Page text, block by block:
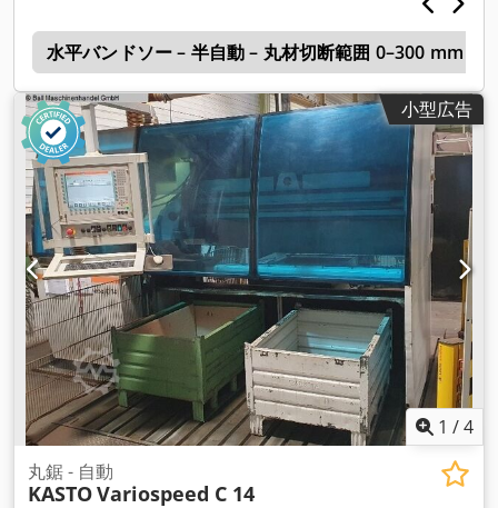
水平バンドソー – 半自動 – 丸材切断範囲 0–300 mm
小型広告
1 /4
丸鋸 - 自動
KASTOVariospeed C 14